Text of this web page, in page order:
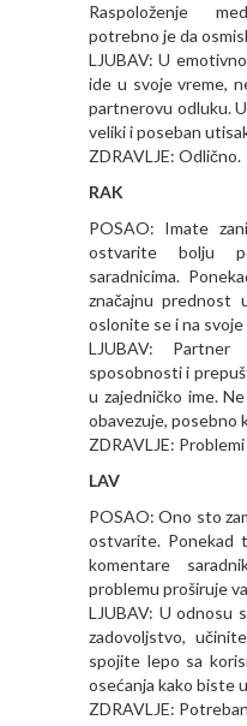
Raspoloženje
potrebno je da
LJUBAV: U
ide u svoje vreme,
partnerovu odluku.
veliki i poseban
ZDRAVLJE: Odlično.
RAK
POSAO: Imate
ostvarite bolju
saradnicima.
značajnu prednost
oslonite se i na
LJUBAV:
sposobnosti i
u zajedničko ime.
obavezuje, posebno
ZDRAVLJE:
LAV
POSAO: Ono sto
ostvarite. Ponekad
komentare
problemu proširuje
LJUBAV: U odnosu
zadovoljstvo,
spojite lepo sa
osećanja kako biste
ZDRAVLJE: